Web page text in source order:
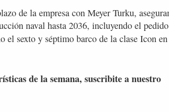
de la empresa con Meyer Turku,
naval hasta 2036, incluyendo el pedido
el sexto y séptimo barco de la clase Icon en
de la semana, suscribite a nuestro